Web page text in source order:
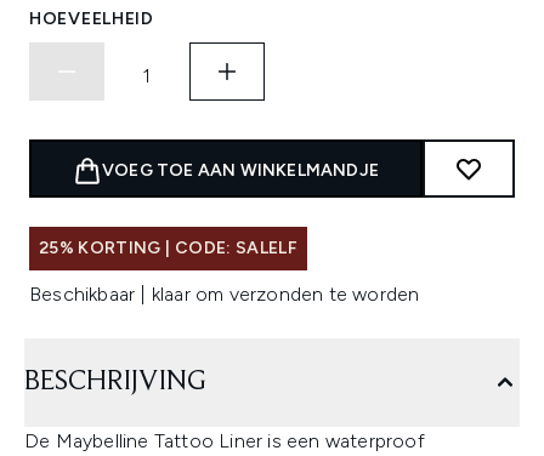
HOEVEELHEID
VOEG TOE AAN WINKELMANDJE
25% KORTING | CODE: SALELF
Beschikbaar | klaar om verzonden te worden
BESCHRIJVING
De Maybelline Tattoo Liner is een waterproof